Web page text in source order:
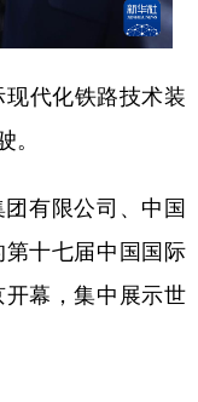
代化铁路技术装
有限公司、中国
十七届中国国际
幕，集中展示世